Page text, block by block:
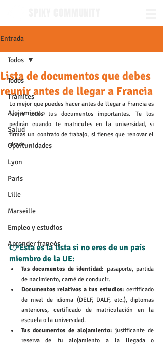
Entrada
Todos
Trámites
Alojamiento
Salud
Oportunidades
Lyon
Paris
Lille
Marseille
Empleo y estudios
Aprender francés
Todos
Lista de documentos que debes
reunir antes de llegar a Francia
Lo mejor que puedes hacer antes de llegar a Francia es
reunir todos tus documentos importantes. Te los
pedirán cuando te matricules en la universidad, si
firmas un contrato de trabajo, si tienes que renovar el
visado....
👉Esta es la lista si no eres de un país
miembro de la UE:
Tus documentos de identidad: pasaporte, partida
de nacimiento, carné de conducir.
Documentos relativos a tus estudios: certificado
de nivel de idioma (DELF, DALF, etc.), diplomas
anteriores, certificado de matriculación en la
escuela o la universidad.
Tus documentos de alojamiento: justificante de